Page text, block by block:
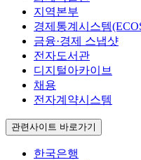
지역본부
경제통계시스템
금융·경제 스냅샷
전자도서관
디지털아카이브
채용
전자계약시스템
관련사이트 바로가기
한국은행